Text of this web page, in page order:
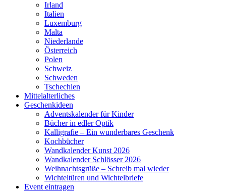
Irland
Italien
Luxemburg
Malta
Niederlande
Österreich
Polen
Schweiz
Schweden
Tschechien
Mittelalterliches
Geschenkideen
Adventskalender für Kinder
Bücher in edler Optik
Kalligrafie – Ein wunderbares Geschenk
Kochbücher
Wandkalender Kunst 2026
Wandkalender Schlösser 2026
Weihnachtsgrüße – Schreib mal wieder
Wichteltüren und Wichtelbriefe
Event eintragen